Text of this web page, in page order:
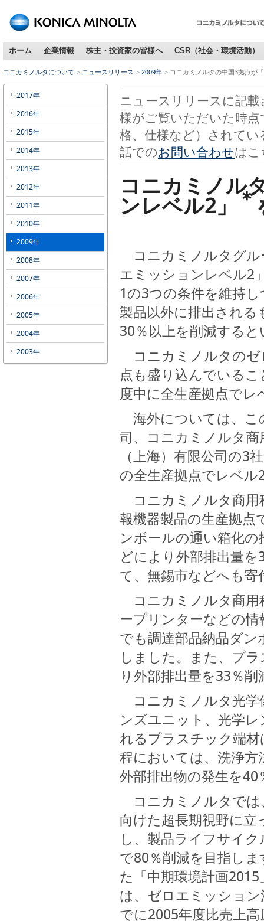
ホーム 企業情報 株主・投資家の皆様へ CSR（社会・環境活動）
コニカミノルタについて ニュースリリース 2009年 コニカミノルタの中国3拠点が
ニュースリリースに記
様がご覧いただいた時
格、仕様など）されて
話でのお問い合わせは
コニカミノル
ンレベル2」 ＊
コニカミノルタグル
エミッションレベル2
1の3つの条件を維持
製品以外に排出され
30％以上を削減する
コニカミノルタのゼ
点も盛り込んでいる
度中に全生産拠点で
海外については、こ
司、コニカミノルタ
（上海）有限公司の
の全生産拠点でレベ
コニカミノルタ商用
報機器製品の生産拠
ンボールの通い箱化
どにより外部排出量
て、無錫市などへも
コニカミノルタ商用
ープリンターなどの
でも調達部品納品ダ
しました。また、プ
り外部排出量を33％
コニカミノルタ光学
ンズユニット、光学
れるプラスチック端
程においては、洗浄
外部排出物の発生を
コニカミノルタでは
向けた超長期視野に
し、製品ライフサイ
で80％削減を目指し
た「中期環境計画
は、ゼロエミッショ
でに2005年度比売上
2017年
2016年
2015年
2014年
2013年
2012年
2011年
2010年
2009年
2008年
2007年
2006年
2005年
2004年
2003年